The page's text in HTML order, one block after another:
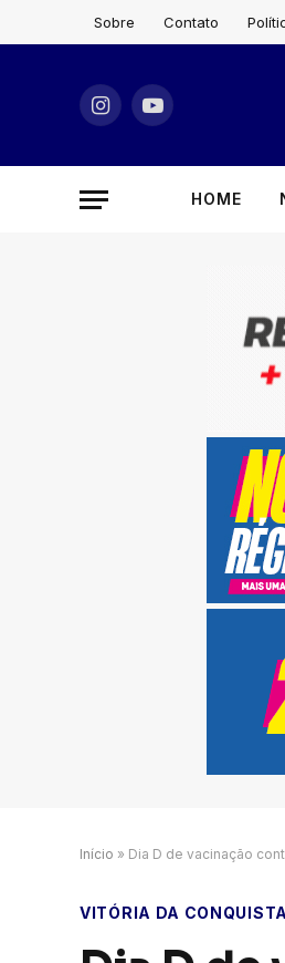
Sobre Contato
InstagramYouTube
HOME
Início » Dia D de vacinação
VITÓRIA DA CONQUISTA